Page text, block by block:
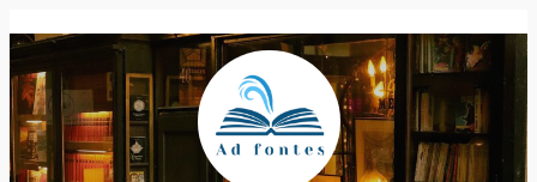
Inhalt
springen